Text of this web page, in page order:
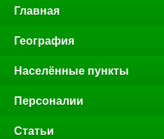
Главная
География
Населённые пункты
Персоналии
Статьи